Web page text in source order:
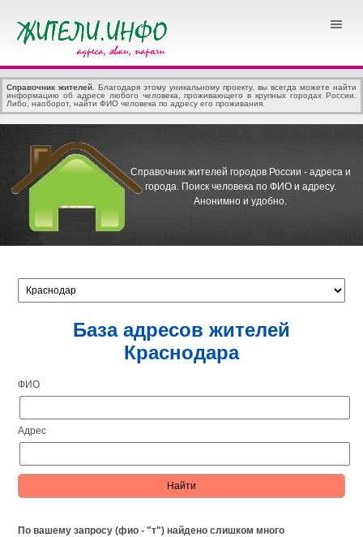
Справочник жителей . Благодаря этому уникальному проекту, вы всегда можете найти
информацию об адресе любого человека, проживающего в крупных городах России.
Либо, наоборот, найти ФИО человека по адресу его проживания.
Справочник жителей городов России - адреса и
города. Поиск человека по ФИО и адресу.
Анонимно и удобно.
База адресов жителей
Краснодара
ФИО
Адрес
По вашему запросу (фио - "т") найдено слишком много